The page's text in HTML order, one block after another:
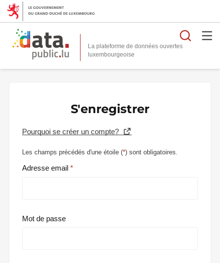
La plateforme de données ouvertes
S'enregistrer
Pourquoi se créer un compte?
Les champs précédés d'une étoile (*) sont obligatoires.
Adresse email
Mot de passe